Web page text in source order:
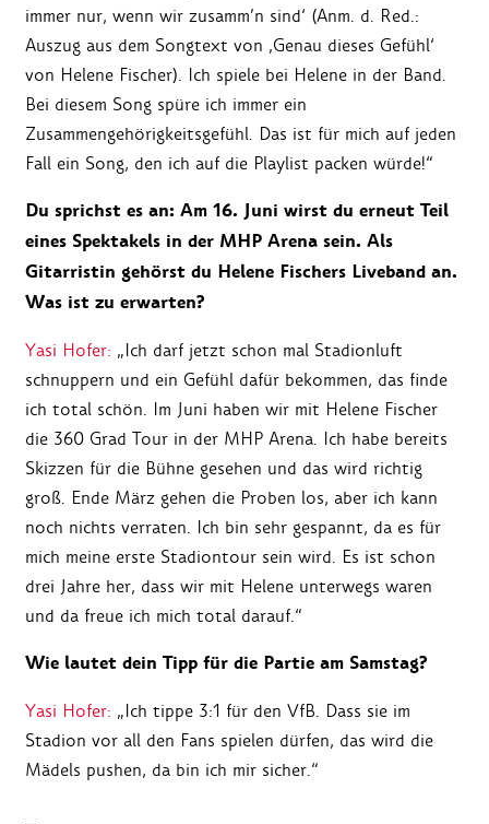
immer nur, wenn wir zusamm’n sind‘ (Anm. d. Red.:
Auszug aus dem Songtext von ‚Genau dieses Gefühl‘
von Helene Fischer). Ich spiele bei Helene in der Band.
Bei diesem Song spüre ich immer ein
Zusammengehörigkeitsgefühl. Das ist für mich auf jeden
Fall ein Song, den ich auf die Playlist packen würde!“
Du sprichst es an: Am 16. Juni wirst du erneut Teil
eines Spektakels in der MHP Arena sein. Als
Gitarristin gehörst du Helene Fischers Liveband an.
Was ist zu erwarten?
Yasi Hofer: „Ich darf jetzt schon mal Stadionluft
schnuppern und ein Gefühl dafür bekommen, das finde
ich total schön. Im Juni haben wir mit Helene Fischer
die 360 Grad Tour in der MHP Arena. Ich habe bereits
Skizzen für die Bühne gesehen und das wird richtig
groß. Ende März gehen die Proben los, aber ich kann
noch nichts verraten. Ich bin sehr gespannt, da es für
mich meine erste Stadiontour sein wird. Es ist schon
drei Jahre her, dass wir mit Helene unterwegs waren
und da freue ich mich total darauf.“
Wie lautet dein Tipp für die Partie am Samstag?
Yasi Hofer: „Ich tippe 3:1 für den VfB. Dass sie im
Stadion vor all den Fans spielen dürfen, das wird die
Mädels pushen, da bin ich mir sicher.“